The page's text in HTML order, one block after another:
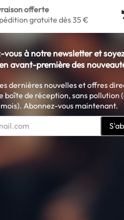
offerte
gratuite dès 35 €
vous à notre newsletter et
avant-première des
dernières nouvelles et offres
boîte de réception, sans pollution
Abonnez-vous maintenant.